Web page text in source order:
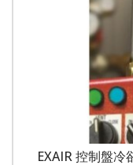
EXAIR 控制盤